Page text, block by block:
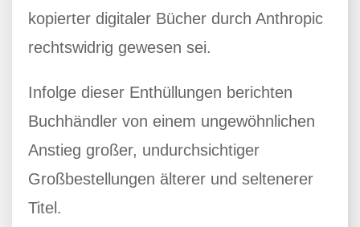
kopierter digitaler Bücher durch Anthropic
rechtswidrig gewesen sei.
Infolge dieser Enthüllungen berichten
Buchhändler von einem ungewöhnlichen
Anstieg großer, undurchsichtiger
Großbestellungen älterer und seltenerer
Titel.